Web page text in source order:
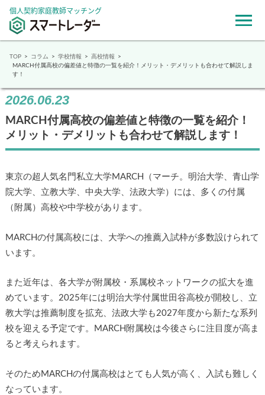
個人契約家庭教師マッチング
▶
TOP コラム 学校情報
高校情報
MARCH付属高校の偏差値と特徴の一覧を紹介！メリット・デメリットも合わせて解説しま
す！
2026.06.23
MARCH付属高校の偏差値と特徴の一覧を紹介！
メリット・デメリットも合わせて解説します！
東京の超人気名門私立大学MARCH（マーチ。明治大学、青山学
院大学、立教大学、中央大学、法政大学）には、多くの付属
（附属）高校や中学校があります。
MARCHの付属高校には、大学への推薦入試枠が多数設けられて
います。
また近年は、各大学が附属校・系属校ネットワークの拡大を進
めています。2025年には明治大学付属世田谷高校が開校し、立
教大学は推薦制度を拡充、法政大学も2027年度から新たな系列
校を迎える予定です。MARCH附属校は今後さらに注目度が高ま
ると考えられます。
そのためMARCHの付属高校はとても人気が高く、入試も難しく
なっています。